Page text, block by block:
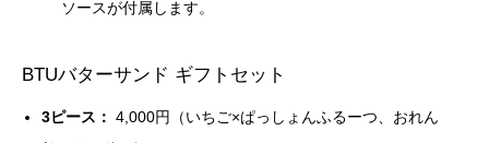
ソースが付属します。
BTUバターサンド ギフトセット
3ピース： 4,000円（いちご×ぱっしょんふるーつ、おれん